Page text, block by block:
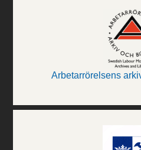
Arbetarrörelsens